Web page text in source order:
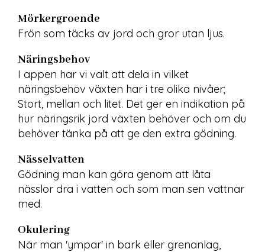
Mörkergroende
Frön som täcks av jord och gror utan ljus.
Näringsbehov
I appen har vi valt att dela in vilket
näringsbehov växten har i tre olika nivåer;
Stort, mellan och litet. Det ger en indikation på
hur näringsrik jord växten behöver och om du
behöver tänka på att ge den extra gödning.
Nässelvatten
Gödning man kan göra genom att låta
nässlor dra i vatten och som man sen vattnar
med.
Okulering
När man 'ympar' in bark eller grenanlag,